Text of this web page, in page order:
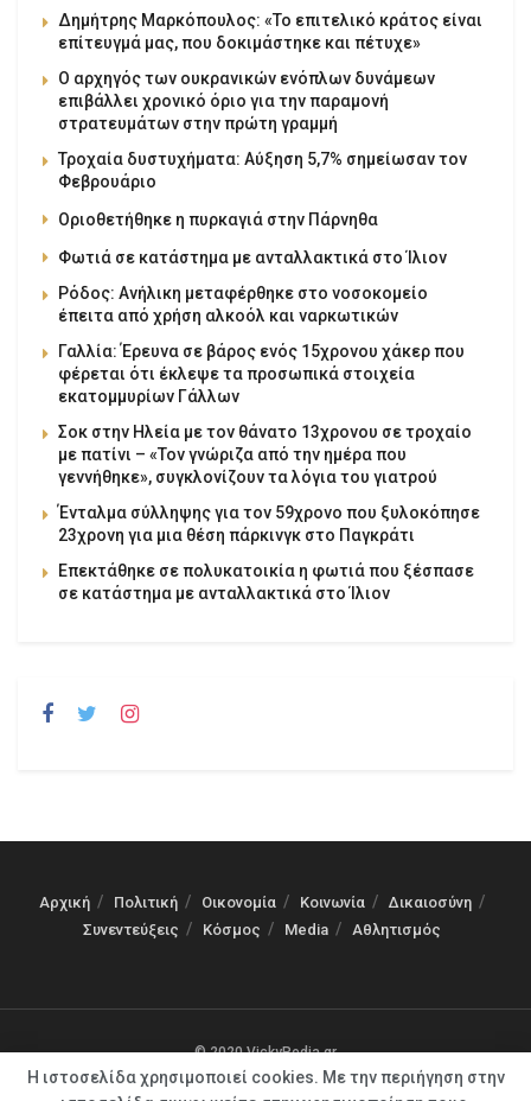
Δημήτρης Μαρκόπουλος: «Το επιτελικό κράτος είναι
επίτευγμά μας, που δοκιμάστηκε και πέτυχε»
Ο αρχηγός των ουκρανικών ενόπλων δυνάμεων
επιβάλλει χρονικό όριο για την παραμονή
στρατευμάτων στην πρώτη γραμμή
Τροχαία δυστυχήματα: Αύξηση 5,7% σημείωσαν τον
Φεβρουάριο
Οριοθετήθηκε η πυρκαγιά στην Πάρνηθα
Φωτιά σε κατάστημα με ανταλλακτικά στο Ίλιον
Ρόδος: Ανήλικη μεταφέρθηκε στο νοσοκομείο
έπειτα από χρήση αλκοόλ και ναρκωτικών
Γαλλία: Έρευνα σε βάρος ενός 15χρονου χάκερ που
φέρεται ότι έκλεψε τα προσωπικά στοιχεία
εκατομμυρίων Γάλλων
Σοκ στην Ηλεία με τον θάνατο 13χρονου σε τροχαίο
με πατίνι – «Τον γνώριζα από την ημέρα που
γεννήθηκε», συγκλονίζουν τα λόγια του γιατρού
Ένταλμα σύλληψης για τον 59χρονο που ξυλοκόπησε
23χρονη για μια θέση πάρκινγκ στο Παγκράτι
Επεκτάθηκε σε πολυκατοικία η φωτιά που ξέσπασε
σε κατάστημα με ανταλλακτικά στο Ίλιον
Αρχική Πολιτική Οικονομία Κοινωνία
Δικαιοσύνη
Συνεντεύξεις
Κόσμος Media Αθλητισμός
© 2020 VickyPedia.gr
Η ιστοσελίδα χρησιμοποιεί cookies. Με την περιήγηση στην